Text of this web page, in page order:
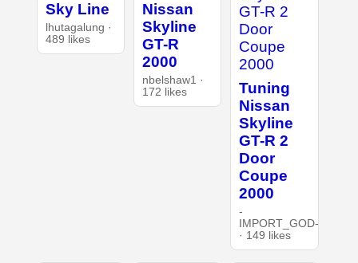
Sky Line
lhutagalung ·
489 likes
Nissan
Skyline
GT-R
2000
nbelshaw1 ·
172 likes
Tuning
Nissan
Skyline
GT-R 2
Door
Coupe
2000
-
IMPORT_GOD-
· 149 likes